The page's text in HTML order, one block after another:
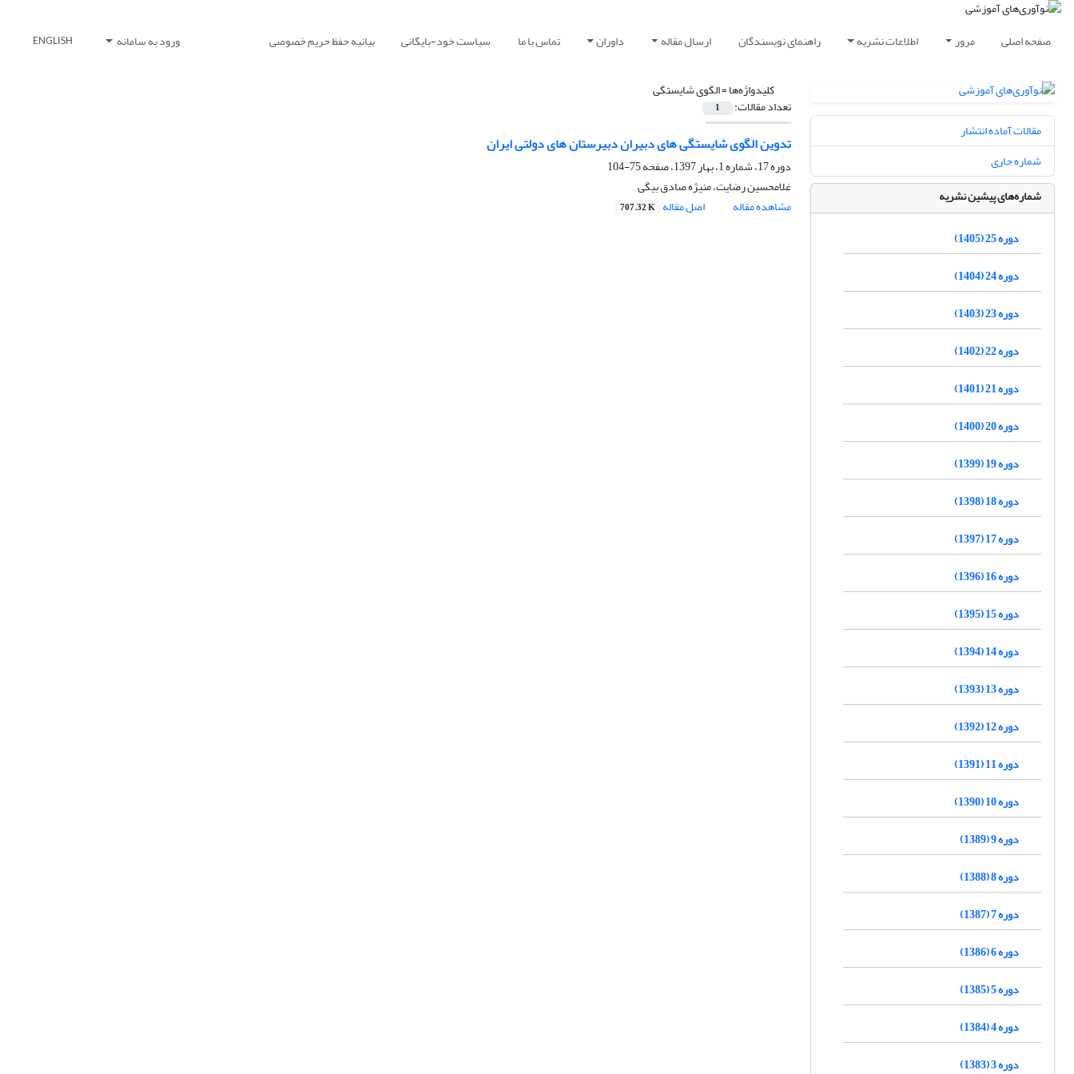
صفحه اصلی مرور اطلاعات نشریه راهنمای نویسندگان ارسال مقاله داوران تماس با ما سیاست خود-بایگانی بیانیه حفظ حریم خصوصی ورود به سامانه ENGLISH
کلیدواژه‌ها =الگوی شایستگی
تعداد مقالات: 1
تدوین الگوی شایستگی های دبیران دبیرستان های دولتی ایران
دوره 17، شماره 1، بهار 1397، صفحه
75-104
غلامحسین رضایت، منیژه صادق بیگی
مشاهده مقاله
اصل مقاله 707.32 K
مقالات آماده انتشار
شماره جاری
شماره‌های پیشین نشریه
دوره 25 (1405)
دوره 24 (1404)
دوره 23 (1403)
دوره 22 (1402)
دوره 21 (1401)
دوره 20 (1400)
دوره 19 (1399)
دوره 18 (1398)
دوره 17 (1397)
دوره 16 (1396)
دوره 15 (1395)
دوره 14 (1394)
دوره 13 (1393)
دوره 12 (1392)
دوره 11 (1391)
دوره 10 (1390)
دوره 9 (1389)
دوره 8 (1388)
دوره 7 (1387)
دوره 6 (1386)
دوره 5 (1385)
دوره 4 (1384)
دوره 3 (1383)